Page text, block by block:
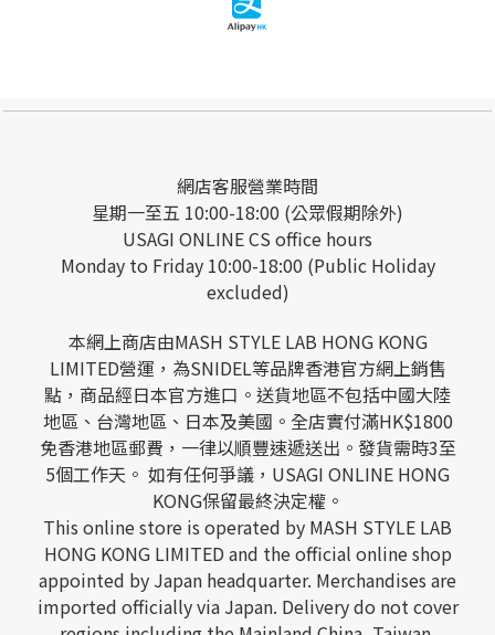
網店客服營業時間
星期一至五 10:00-18:00 (公眾假期除外)
USAGI ONLINE CS office hours
Monday to Friday 10:00-18:00 (Public Holiday
excluded)
本網上商店由MASH STYLE LAB HONG KONG
LIMITED營運，為SNIDEL等品牌香港官方網上銷售
點，商品經日本官方進口。送貨地區不包括中國大陸
地區、台灣地區、日本及美國。全店實付滿HK$1800
免香港地區郵費，一律以順豐速遞送出。發貨需時3至
5個工作天。 如有任何爭議，USAGI ONLINE HONG
KONG保留最終決定權。
This online store is operated by MASH STYLE LAB
HONG KONG LIMITED and the official online shop
appointed by Japan headquarter. Merchandises are
imported officially via Japan. Delivery do not cover